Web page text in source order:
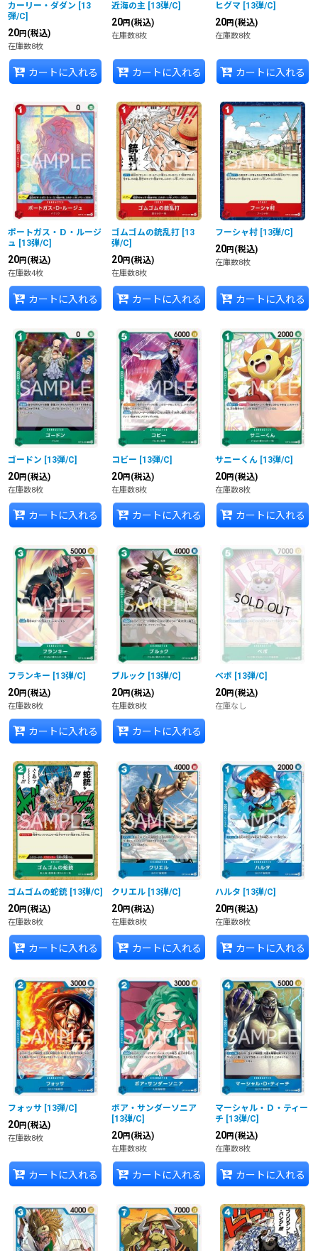
カーリー・ダダン [13
弾/C]
20円 (税込)
在庫数8枚
カートに入れる
近海の主 [13弾/C]
20円 (税込)
在庫数8枚
カートに入れる
ヒグマ [13弾/C]
20円 (税込)
在庫数8枚
カートに入れる
ポートガス・Ｄ・ルージ
ュ [13弾/C]
20円 (税込)
在庫数4枚
カートに入れる
ゴムゴムの銃乱打 [13
弾/C]
20円 (税込)
在庫数8枚
カートに入れる
フーシャ村 [13弾/C]
20円 (税込)
在庫数8枚
カートに入れる
ゴードン [13弾/C]
20円 (税込)
在庫数8枚
カートに入れる
コビー [13弾/C]
20円 (税込)
在庫数8枚
カートに入れる
サニーくん [13弾/C]
20円 (税込)
在庫数8枚
カートに入れる
フランキー [13弾/C]
20円 (税込)
在庫数8枚
カートに入れる
ブルック [13弾/C]
20円 (税込)
在庫数8枚
カートに入れる
ベポ [13弾/C]
20円 (税込)
在庫なし
ゴムゴムの蛇銃 [13弾/C]
20円 (税込)
在庫数8枚
カートに入れる
クリエル [13弾/C]
20円 (税込)
在庫数8枚
カートに入れる
ハルタ [13弾/C]
20円 (税込)
在庫数8枚
カートに入れる
フォッサ [13弾/C]
20円 (税込)
在庫数8枚
カートに入れる
ボア・サンダーソニア
[13弾/C]
20円 (税込)
在庫数8枚
カートに入れる
マーシャル・Ｄ・ティー
チ [13弾/C]
20円 (税込)
在庫数8枚
カートに入れる